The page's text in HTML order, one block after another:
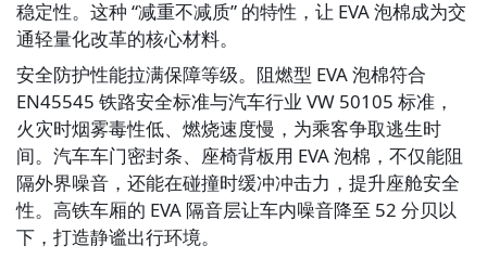
稳定性。这种 “减重不减质” 的特性，让 EVA 泡棉成为交
通轻量化改革的核心材料。
安全防护性能拉满保障等级。阻燃型 EVA 泡棉符合
EN45545 铁路安全标准与汽车行业 VW 50105 标准，
火灾时烟雾毒性低、燃烧速度慢，为乘客争取逃生时
间。汽车车门密封条、座椅背板用 EVA 泡棉，不仅能阻
隔外界噪音，还能在碰撞时缓冲冲击力，提升座舱安全
性。高铁车厢的 EVA 隔音层让车内噪音降至 52 分贝以
下，打造静谧出行环境。